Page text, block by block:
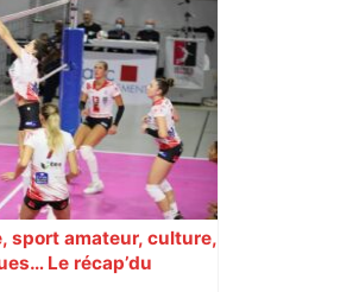
"des lumières" de
sous haute
qui a rassemblé
Pathé Gaumont à
Toulouse –
sport amateur, culture,
Le récap’du